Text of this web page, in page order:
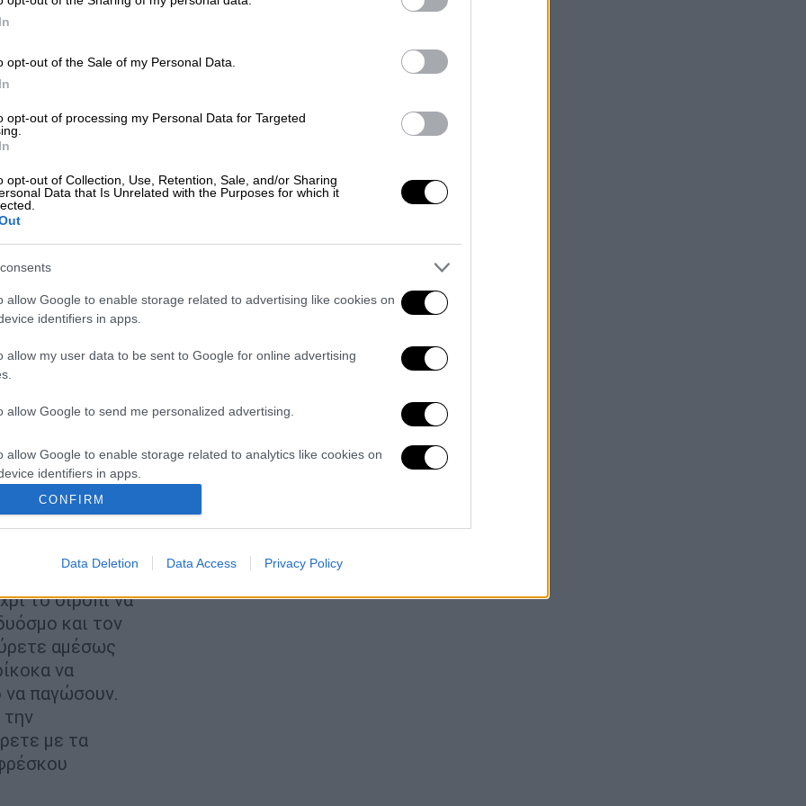
opt-out of the Sale of my Personal Data.
opt-out of processing my Personal Data for Targeted
opt-out of Collection, Use, Retention, Sale, and/or Sharing
Data that Is Unrelated with the Purposes for which it
allow Google to enable storage related to advertising like cookies on
identifiers in apps.
allow my user data to be sent to Google for online advertising
allow Google to send me personalized advertising.
allow Google to enable storage related to analytics like cookies on
identifiers in apps.
allow Google to enable storage related to functionality of the website
allow Google to enable storage related to personalization.
allow Google to enable storage related to security, including
functionality and fraud prevention, and other user protection.
CONFIRM
Data Deletion Data Access Privacy Policy
τον κρόκο
με ένα
το
πορτοκάλι
που
πριν σε κρύο
διαλυθούν
καλά
από τη
με το
και την
Ρίχνετε
και
για
μέση και
να
τα
το σιρόπι να
και τον
αμέσως
να
παγώσουν.
με τα
λεμόνι
ζελατίνης
Υλικά για τα
150 γρ. ζάχαρη
πορτοκαλιού
5 φύλλα